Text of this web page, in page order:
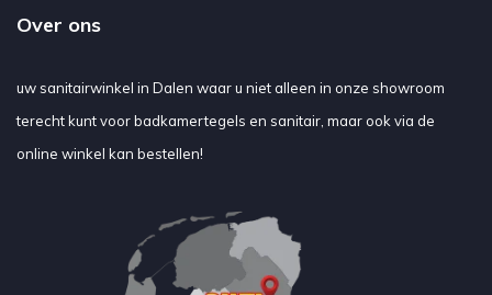
Over ons
uw sanitairwinkel in Dalen waar u niet alleen in onze showroom
terecht kunt voor badkamertegels en sanitair, maar ook via de
online winkel kan bestellen!